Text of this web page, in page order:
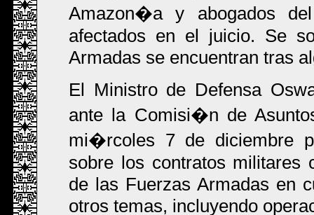
Amazon�a y abogados
afectados en el juicio. Se
Armadas se encuentran tras
El Ministro de Defensa
ante la Comisi�n de
mi�rcoles 7 de diciembre
sobre los contratos militares
de las Fuerzas Armadas en
otros temas, incluyendo